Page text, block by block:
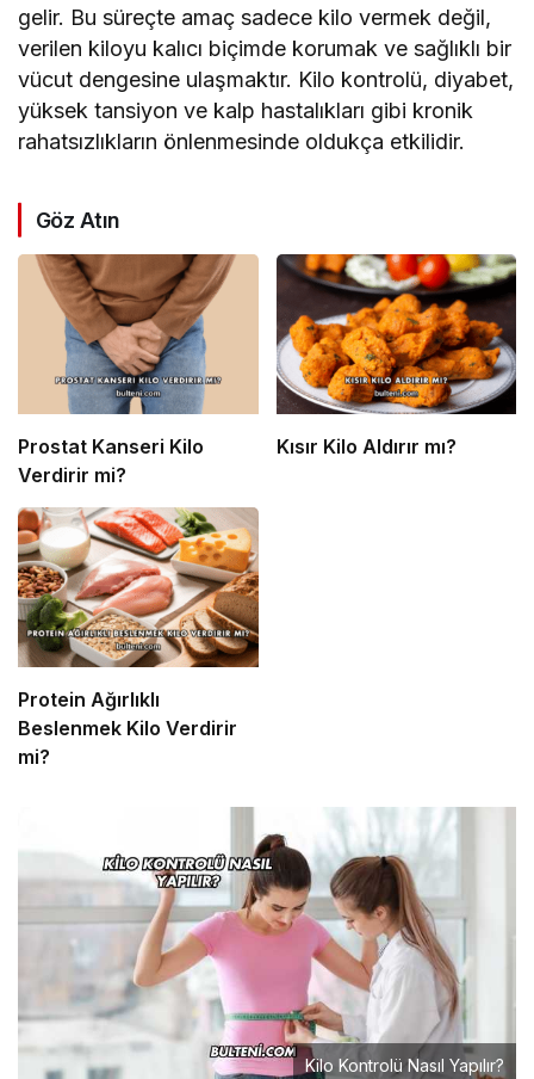
gelir. Bu süreçte amaç sadece kilo vermek değil,
verilen kiloyu kalıcı biçimde korumak ve sağlıklı bir
vücut dengesine ulaşmaktır. Kilo kontrolü, diyabet,
yüksek tansiyon ve kalp hastalıkları gibi kronik
rahatsızlıkların önlenmesinde oldukça etkilidir.
Göz Atın
Prostat Kanseri Kilo
Verdirir mi?
Kısır Kilo Aldırır mı?
Protein Ağırlıklı
Beslenmek Kilo Verdirir
mi?
Kilo Kontrolü Nasıl Yapılır?